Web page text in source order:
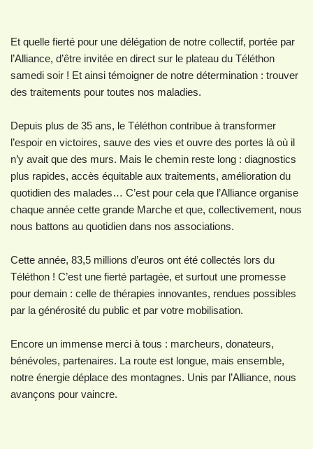
Et quelle fierté pour une délégation de notre collectif, portée par
l’Alliance, d’être invitée en direct sur le plateau du Téléthon
samedi soir ! Et ainsi témoigner de notre détermination : trouver
des traitements pour toutes nos maladies.
Depuis plus de 35 ans, le Téléthon contribue à transformer
l’espoir en victoires, sauve des vies et ouvre des portes là où il
n’y avait que des murs. Mais le chemin reste long : diagnostics
plus rapides, accès équitable aux traitements, amélioration du
quotidien des malades… C’est pour cela que l’Alliance organise
chaque année cette grande Marche et que, collectivement, nous
nous battons au quotidien dans nos associations.
Cette année, 83,5 millions d’euros ont été collectés lors du
Téléthon ! C’est une fierté partagée, et surtout une promesse
pour demain : celle de thérapies innovantes, rendues possibles
par la générosité du public et par votre mobilisation.
Encore un immense merci à tous : marcheurs, donateurs,
bénévoles, partenaires. La route est longue, mais ensemble,
notre énergie déplace des montagnes. Unis par l’Alliance, nous
avançons pour vaincre.